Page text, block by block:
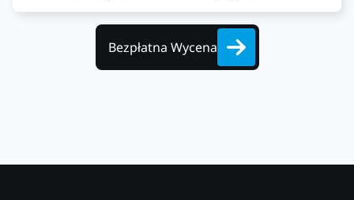
Bezpłatna Wycena